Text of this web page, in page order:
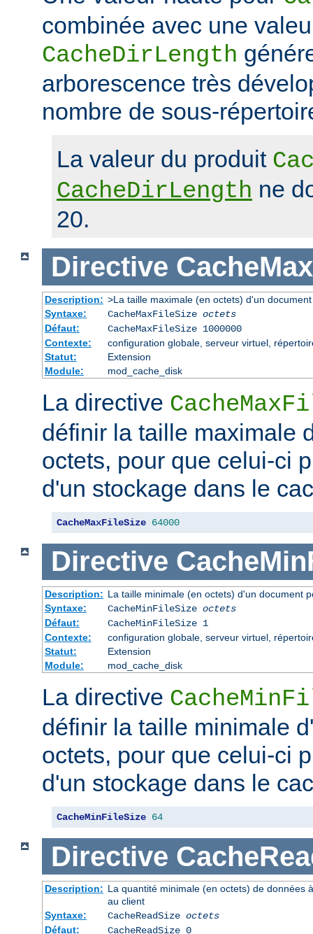
combinée avec une
CacheDirLength
arborescence très
nombre de sous-
La valeur du produit
CacheDirLength ne
20.
Directive
Description: >La taille maximale (en octets) d'un
Syntaxe:
CacheMaxFileSize octets
Défaut:
CacheMaxFileSize 1000000
Contexte:
configuration globale, serveur virtuel,
Statut:
Extension
Module:
mod_cache_disk
La directive
définir la taille maximale
octets, pour que celui-ci
d'un stockage dans le
CacheMaxFileSize 64000
Directive
Description: La taille minimale (en octets) d'un document
Syntaxe:
CacheMinFileSize octets
Défaut:
CacheMinFileSize 1
Contexte:
configuration globale, serveur virtuel,
Statut:
Extension
Module:
mod_cache_disk
La directive
définir la taille minimale
octets, pour que celui-ci
d'un stockage dans le
CacheMinFileSize 64
Directive
Description: La quantité minimale (en octets) de données
au client
Syntaxe:
CacheReadSize octets
Défaut:
CacheReadSize 0